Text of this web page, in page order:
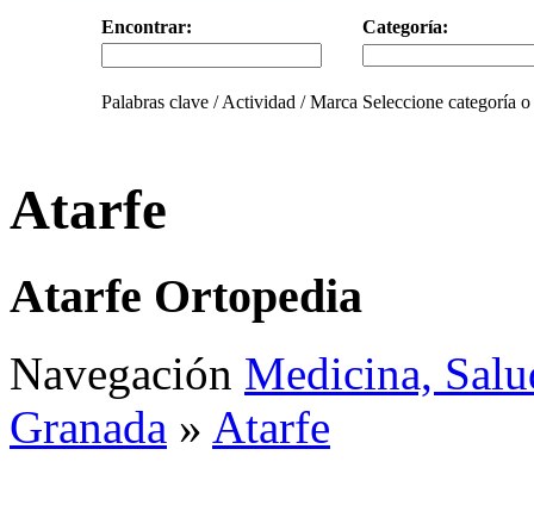
Encontrar: Categoría:
Palabras clave / Actividad / Marca Seleccione categoría
Atarfe
Atarfe Ortopedia
Navegación Medicina,
Granada » Atarfe